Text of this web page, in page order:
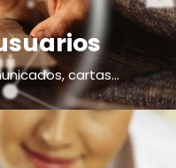
cartas...